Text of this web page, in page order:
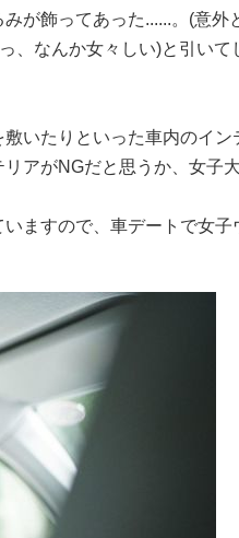
が飾ってあった......。(意外
、なんか女々しい)と引いて
いたりといった車内のイン
アがNGだと思うか、女子
ますので、車デートで女子